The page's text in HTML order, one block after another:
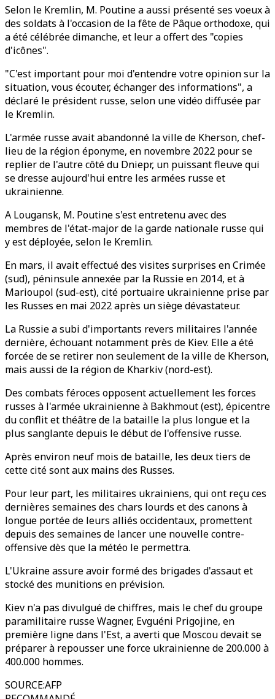
Selon le Kremlin, M. Poutine a aussi présenté ses voeux à
des soldats à l'occasion de la fête de Pâque orthodoxe, qui
a été célébrée dimanche, et leur a offert des "copies
d'icônes".
"C'est important pour moi d'entendre votre opinion sur la
situation, vous écouter, échanger des informations", a
déclaré le président russe, selon une vidéo diffusée par
le Kremlin.
L'armée russe avait abandonné la ville de Kherson, chef-
lieu de la région éponyme, en novembre 2022 pour se
replier de l'autre côté du Dniepr, un puissant fleuve qui
se dresse aujourd'hui entre les armées russe et
ukrainienne.
A Lougansk, M. Poutine s'est entretenu avec des
membres de l'état-major de la garde nationale russe qui
y est déployée, selon le Kremlin.
En mars, il avait effectué des visites surprises en Crimée
(sud), péninsule annexée par la Russie en 2014, et à
Marioupol (sud-est), cité portuaire ukrainienne prise par
les Russes en mai 2022 après un siège dévastateur.
La Russie a subi d'importants revers militaires l'année
dernière, échouant notamment près de Kiev. Elle a été
forcée de se retirer non seulement de la ville de Kherson,
mais aussi de la région de Kharkiv (nord-est).
Des combats féroces opposent actuellement les forces
russes à l'armée ukrainienne à Bakhmout (est), épicentre
du conflit et théâtre de la bataille la plus longue et la
plus sanglante depuis le début de l'offensive russe.
Après environ neuf mois de bataille, les deux tiers de
cette cité sont aux mains des Russes.
Pour leur part, les militaires ukrainiens, qui ont reçu ces
dernières semaines des chars lourds et des canons à
longue portée de leurs alliés occidentaux, promettent
depuis des semaines de lancer une nouvelle contre-
offensive dès que la météo le permettra.
L'Ukraine assure avoir formé des brigades d'assaut et
stocké des munitions en prévision.
Kiev n'a pas divulgué de chiffres, mais le chef du groupe
paramilitaire russe Wagner, Evguéni Prigojine, en
première ligne dans l'Est, a averti que Moscou devait se
préparer à repousser une force ukrainienne de 200.000 à
400.000 hommes.
SOURCE:AFP